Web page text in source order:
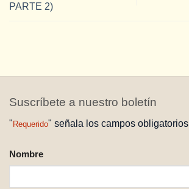
PARTE 2)
Suscríbete a nuestro boletín
"Requerido" señala los campos obligatorios
NOMBRE
REQUERIDO
Nombre